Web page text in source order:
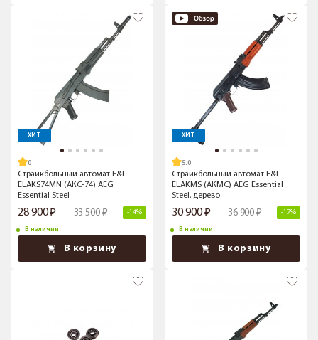
ХИТ
Страйкбольный автомат E&L
ELAKS74MN (АКС-74) AEG
Essential Steel
28 900 33 500 -14%
В наличии
В корзину
ХИТ
5.0
Страйкбольный автомат E&L
ELAKMS (АКМС) AEG Essential
Steel, дерево
30 900 36 900 -17%
В наличии
В корзину